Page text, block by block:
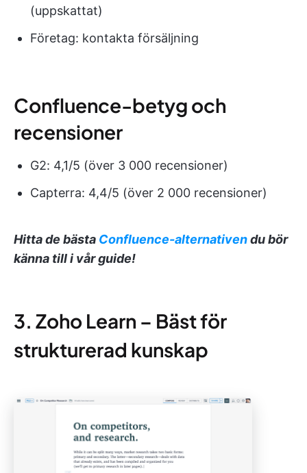
(uppskattat)
Företag: kontakta försäljning
Confluence-betyg och
recensioner
G2: 4,1/5 (över 3 000 recensioner)
Capterra: 4,4/5 (över 2 000 recensioner)
Hitta de bästa Confluence-alternativendu bör
känna till i vår guide!
3. Zoho Learn – Bäst för
strukturerad kunskap